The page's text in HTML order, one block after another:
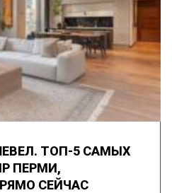
ТОП-5 САМЫХ
ПЕРМИ,
СЕЙЧАС